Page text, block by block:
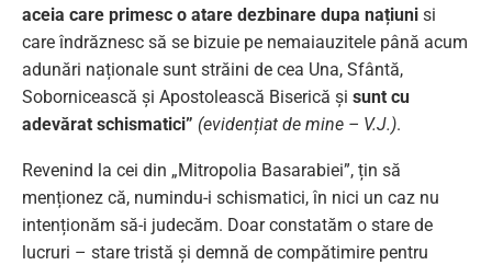
aceia care primesc o atare dezbinare dupa națiuni si
care îndrăznesc să se bizuie pe nemaiauzitele până acum
adunări naționale sunt străini de cea Una, Sfântă,
Sobornicească și Apostolească Biserică și sunt cu
adevărat schismatici” (evidențiat de mine – V.J.).
Revenind la cei din „Mitropolia Basarabiei”, țin să
menționez că, numindu-i schismatici, în nici un caz nu
intenționăm să-i judecăm. Doar constatăm o stare de
lucruri – stare tristă și demnă de compătimire pentru